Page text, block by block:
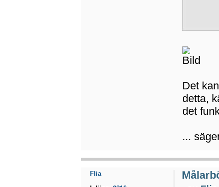
Det
detta,
det
...
Flia